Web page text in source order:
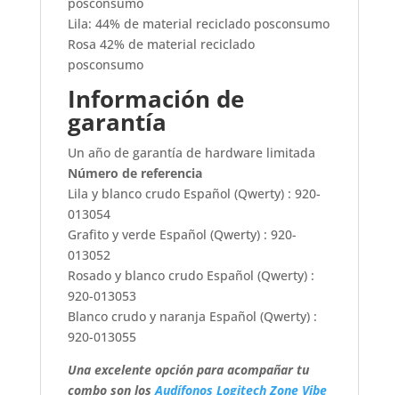
Lila: 44% de material reciclado posconsumo
Rosa 42% de material reciclado
posconsumo
Información de
garantía
Un año de garantía de hardware limitada
Número de referencia
Lila y blanco crudo Español (Qwerty) : 920-
013054
Grafito y verde Español (Qwerty) : 920-
013052
Rosado y blanco crudo Español (Qwerty) :
920-013053
Blanco crudo y naranja Español (Qwerty) :
920-013055
Una excelente opción para acompañar tu
combo son los Audífonos Logitech Zone Vibe